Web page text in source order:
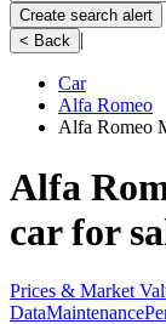
Create search alert
< Back |
Car
Alfa Romeo
Alfa Romeo
Alfa
car for
Prices & Market
DataMaintenance